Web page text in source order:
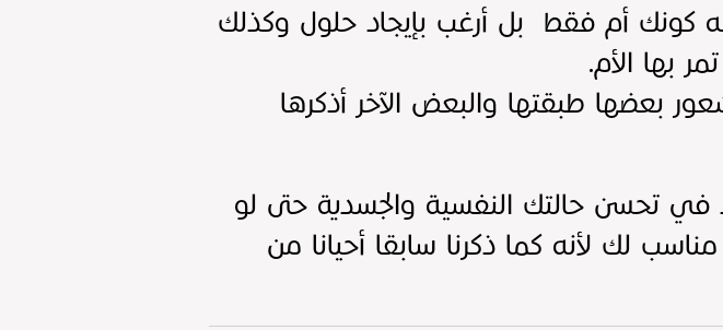
كونك أم فقط بل أرغب بإيجاد حلول وكذلك
بها الأم.
بعضها طبقتها والبعض الآخر أذكرها
في تحسن حالتك النفسية والجسدية حتى لو
لك لأنه كما ذكرنا سابقا أحيانا من